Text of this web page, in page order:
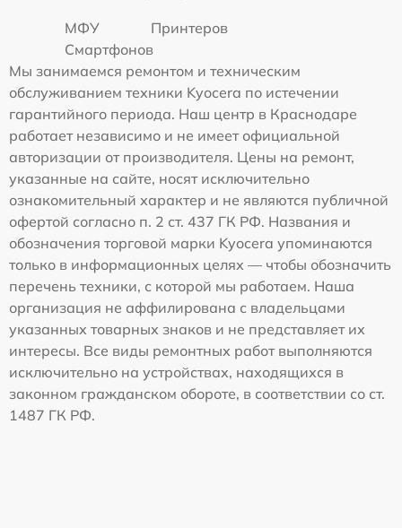
МФУ
Принтеров
Смартфонов
Мы занимаемся ремонтом и техническим
обслуживанием техники Kyocera по истечении
гарантийного периода. Наш центр в Краснодаре
работает независимо и не имеет официальной
авторизации от производителя. Цены на ремонт,
указанные на сайте, носят исключительно
ознакомительный характер и не являются публичной
офертой согласно п. 2 ст. 437 ГК РФ. Названия и
обозначения торговой марки Kyocera упоминаются
только в информационных целях — чтобы обозначить
перечень техники, с которой мы работаем. Наша
организация не аффилирована с владельцами
указанных товарных знаков и не представляет их
интересы. Все виды ремонтных работ выполняются
исключительно на устройствах, находящихся в
законном гражданском обороте, в соответствии со ст.
1487 ГК РФ.